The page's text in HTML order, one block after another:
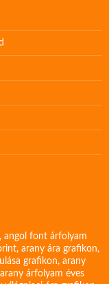
, angol font árfolyam
, arany ára grafikon,
grafikon, arany
arany árfolyam éves